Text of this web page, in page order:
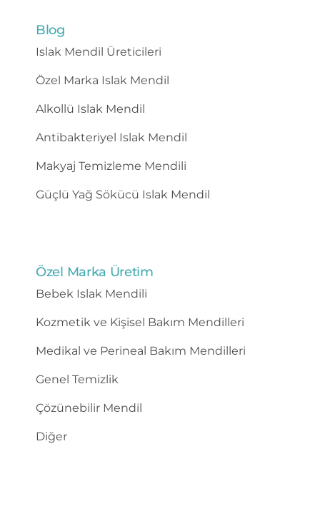
Blog
Islak Mendil Üreticileri
Özel Marka Islak Mendil
Alkollü Islak Mendil
Antibakteriyel Islak Mendil
Makyaj Temizleme Mendili
Güçlü Yağ Sökücü Islak Mendil
Özel Marka Üretim
Bebek Islak Mendili
Kozmetik ve Kişisel Bakım Mendilleri
Medikal ve Perineal Bakım Mendilleri
Genel Temizlik
Çözünebilir Mendil
Diğer